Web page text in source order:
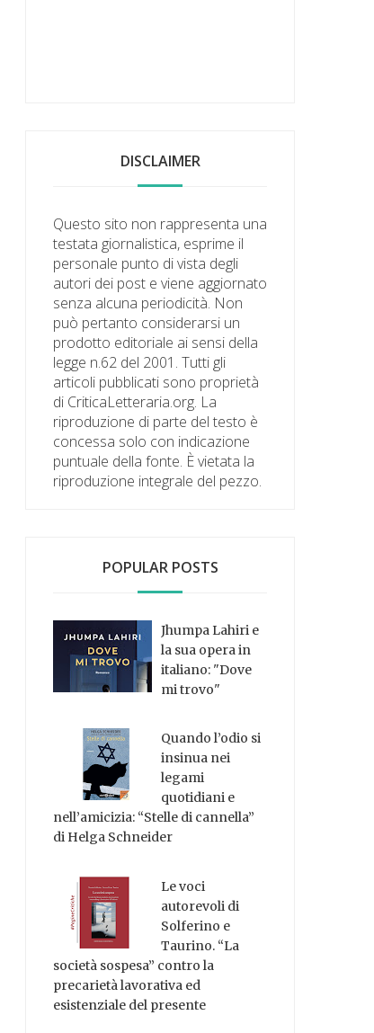
DISCLAIMER
Questo sito non rappresenta una
testata giornalistica, esprime il
personale punto di vista degli
autori dei post e viene aggiornato
senza alcuna periodicità. Non
può pertanto considerarsi un
prodotto editoriale ai sensi della
legge n.62 del 2001. Tutti gli
articoli pubblicati sono proprietà
di CriticaLetteraria.org. La
riproduzione di parte del testo è
concessa solo con indicazione
puntuale della fonte. È vietata la
riproduzione integrale del pezzo.
POPULAR POSTS
Jhumpa Lahiri e
la sua opera in
italiano: "Dove
mi trovo"
Quando l’odio si
insinua nei
legami
quotidiani e
nell’amicizia: “Stelle di cannella”
di Helga Schneider
Le voci
autorevoli di
Solferino e
Taurino. “La
società sospesa” contro la
precarietà lavorativa ed
esistenziale del presente